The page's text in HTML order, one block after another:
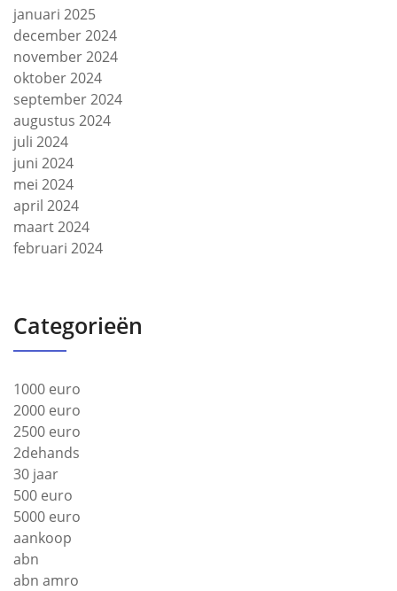
januari 2025
december 2024
november 2024
oktober 2024
september 2024
augustus 2024
juli 2024
juni 2024
mei 2024
april 2024
maart 2024
februari 2024
Categorieën
1000 euro
2000 euro
2500 euro
2dehands
30 jaar
500 euro
5000 euro
aankoop
abn
abn amro